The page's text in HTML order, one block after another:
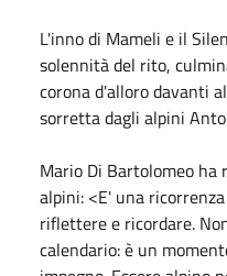
L'inno di Mameli e il
solennità del rito,
corona d'alloro davanti
sorretta dagli alpini
Mario Di Bartolomeo ha
alpini: <E' una
riflettere e ricordare.
calendario: è un